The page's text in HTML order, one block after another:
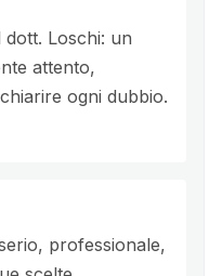
Loschi: un
attento,
ogni dubbio.
professionale,